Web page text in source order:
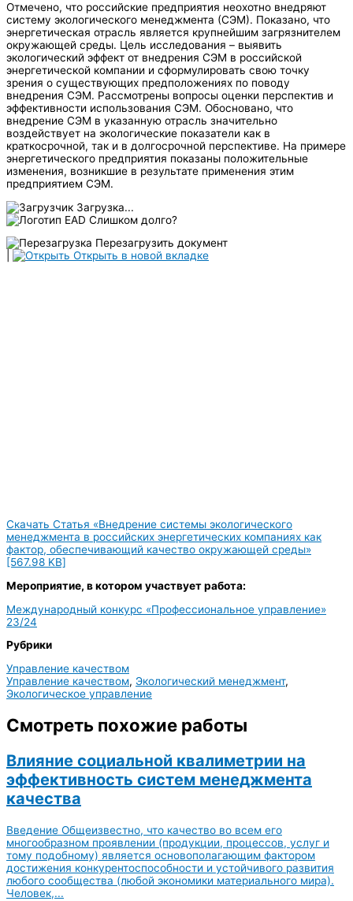
Отмечено, что российские предприятия неохотно внедряют
систему экологического менеджмента (СЭМ). Показано, что
энергетическая отрасль является крупнейшим загрязнителем
окружающей среды. Цель исследования – выявить
экологический эффект от внедрения СЭМ в российской
энергетической компании и сформулировать свою точку
зрения о существующих предположениях по поводу
внедрения СЭМ. Рассмотрены вопросы оценки перспектив и
эффективности использования СЭМ. Обосновано, что
внедрение СЭМ в указанную отрасль значительно
воздействует на экологические показатели как в
краткосрочной, так и в долгосрочной перспективе. На примере
энергетического предприятия показаны положительные
изменения, возникшие в результате применения этим
предприятием СЭМ.
Загрузка...
Слишком долго?
Перезагрузить документ
Открыть в новой вкладке
Скачать Статья «Внедрение системы экологического
менеджмента в российских энергетических компаниях как
фактор, обеспечивающий качество окружающей среды»
[567.98 KB]
Мероприятие, в котором участвует работа:
Международный конкурс «Профессиональное управление»
23/24
Рубрики
Управление качеством
Управление качеством, Экологический менеджмент,
Экологическое управление
Смотреть похожие работы
Влияние социальной квалиметрии на
эффективность систем менеджмента
качества
Введение Общеизвестно, что качество во всем его
многообразном проявлении (продукции, процессов, услуг и
тому подобному) является основополагающим фактором
достижения конкурентоспособности и устойчивого развития
любого сообщества (любой экономики материального мира).
Человек,...